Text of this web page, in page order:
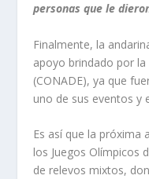
personas que le
Finalmente, la
apoyo brindado por
(CONADE), ya que
uno de sus eventos y
Es así que la próxima
los Juegos Olímpicos
de relevos mixtos,